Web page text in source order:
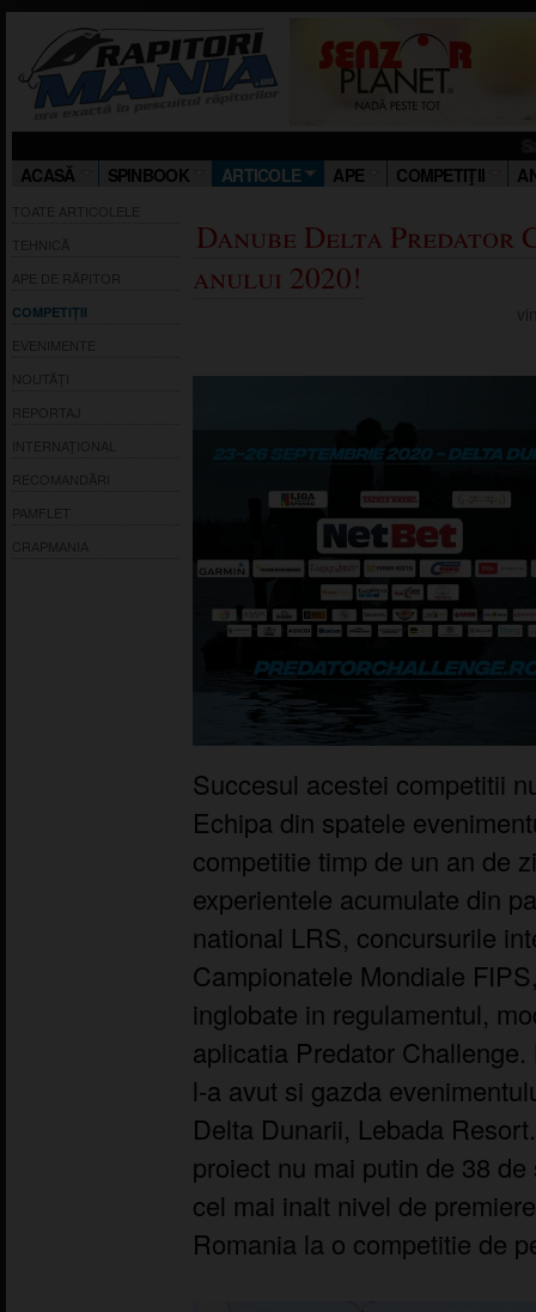
ACASĂ
SPINBOOK ARTICOLE APE COMPETIŢII
COMPETIȚII
Danube Delta Predator
anului 2020!
Succesul acestei competitii
Echipa din spatele
competitie timp de un an de
experientele acumulate din
national LRS, concursurile
Campionatele Mondiale
inglobate in regulamentul,
aplicatia Predator
l-a avut si gazda
Delta Dunarii, Lebada
proiect nu mai putin de 38
cel mai inalt nivel de
Romania la o competitie de